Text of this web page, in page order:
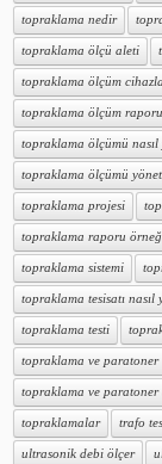
topraklama nedir
topraklama ölçü aleti
topraklama ölçüm
topraklama ölçüm
topraklama ölçümü nasıl
topraklama ölçümü
topraklama projesi
topraklama raporu
topraklama sistemi
topraklama tesisatı nasıl
topraklama testi
topraklama ve paratoner
topraklama ve paratoner
topraklamalar trafo
ultrasonik debi ölçer